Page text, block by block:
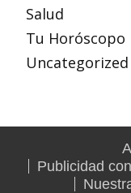
Salud
Tu Horóscopo
Uncategorized
Publicidad